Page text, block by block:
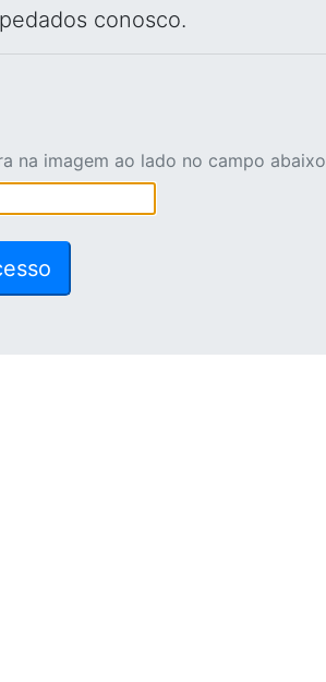
conosco.
na imagem ao lado no campo abaixo